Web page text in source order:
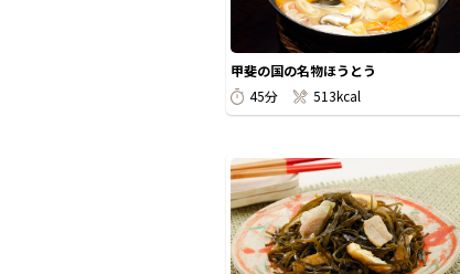
甲斐の国の名物ほうとう
45分
513kcal